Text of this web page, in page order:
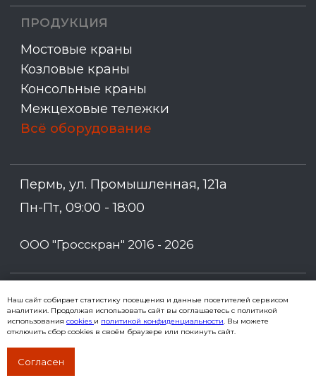
Наш сайт собирает статистику посещения и данные посетителей сервисом
аналитики. Продолжая использовать сайт вы соглашаетесь с политикой
использования cookies и политикой конфиденциальности. Вы можете
отключить сбор cookies в своём браузере или покинуть сайт.
Согласен